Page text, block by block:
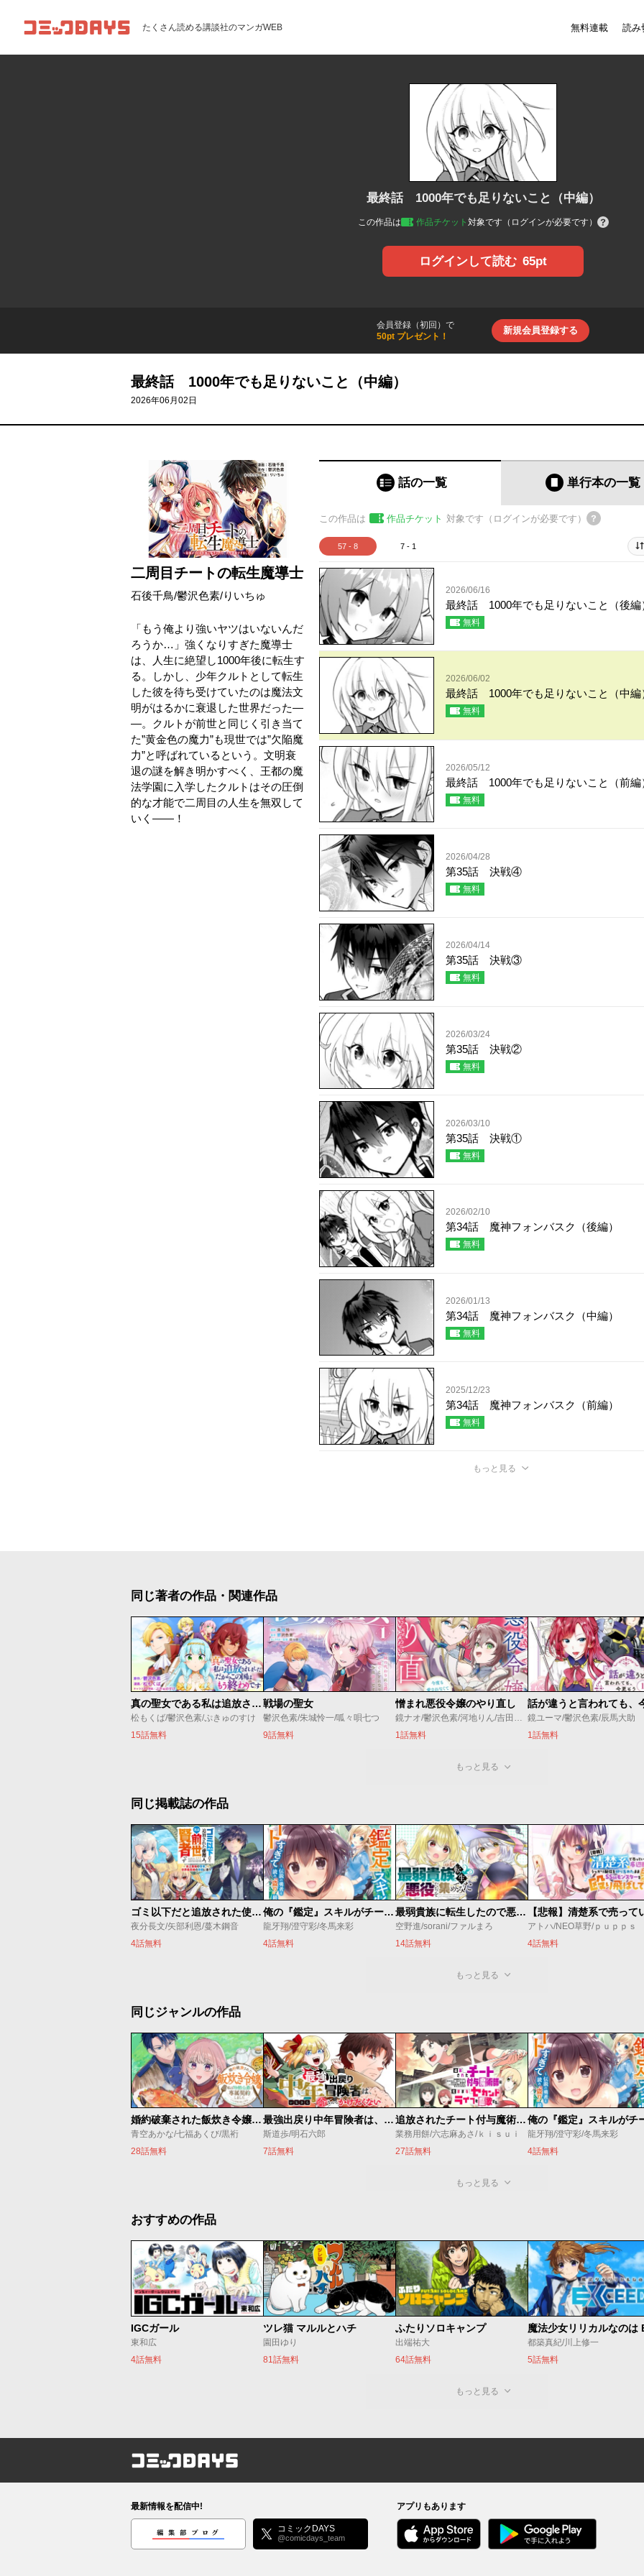
コミックDAYS たくさん読める講談社のマンガWEB 無料連載 読み
最終話 1000年でも足りないこと（中編）
この作品は 作品チケット 対象です（ログインが必要です）
ログインして読む 65pt
会員登録（初回）で
50pt プレゼント！
新規会員登録する
最終話 1000年でも足りないこと（中編）
2026年06月02日
二周目チートの転生魔導士
石後千鳥/鬱沢色素/りいちゅ
「もう俺より強いヤツはいないんだ
ろうか…」強くなりすぎた魔導士
は、人生に絶望し1000年後に転生す
る。しかし、少年クルトとして転生
した彼を待ち受けていたのは魔法文
明がはるかに衰退した世界だった―
―。クルトが前世と同じく引き当て
た”黄金色の魔力”も現世では”欠陥魔
力”と呼ばれているという。文明衰
退の謎を解き明かすべく、王都の魔
法学園に入学したクルトはその圧倒
的な才能で二周目の人生を無双して
いく――！
話の一覧 単行本の一覧
この作品は 作品チケット 対象です（ログインが必要です）
57 - 8 7 - 1
2026/06/16
最終話 1000年でも足りないこと（後編
無料
2026/06/02
最終話 1000年でも足りないこと（中編
無料
2026/05/12
最終話 1000年でも足りないこと（前編
無料
2026/04/28
第35話 決戦④
無料
2026/04/14
第35話 決戦③
無料
2026/03/24
第35話 決戦②
無料
2026/03/10
第35話 決戦①
無料
2026/02/10
第34話 魔神フォンバスク（後編）
無料
2026/01/13
第34話 魔神フォンバスク（中編）
無料
2025/12/23
第34話 魔神フォンバスク（前編）
無料
もっと見る
同じ著者の作品・関連作品
真の聖女である私は追放されました。だからこの国はもう終わりです
松もくば/鬱沢色素/ぷきゅのすけ
15話無料
戦場の聖女
鬱沢色素/朱城怜一/呱々唄七つ
9話無料
憎まれ悪役令嬢のやり直し
鏡ナオ/鬱沢色素/河地りん/吉田屋敷
1話無料
鏡ユーマ/鬱沢色素/辰馬大助
1話無料
もっと見る
同じ掲載誌の作品
ゴミ以下だと追放された使用人、実は前世賢者です ～史上最強の賢者、世界最高峰の学園に通う～
夜分長文/矢部利恩/蔓木鋼音
4話無料
俺の『鑑定』スキルがチートすぎて
龍牙翔/澄守彩/冬馬来彩
4話無料
最弱貴族に転生したので悪役たちを集めてみた
空野進/sorani/ファルまろ
14話無料
アトハ/NEO草野/ｐｕｐｐｓ
4話無料
もっと見る
同じジャンルの作品
婚約破棄された飯炊き令嬢の私は冷酷公爵と専属契約しました～ですが胃袋を掴んだ結果、冷たかった公爵様がどんどん優しくなっています～
青空あかな/七福あくび/黒裄
28話無料
最強出戻り中年冒険者は、今さら命なんてかけたくない
斯道歩/明石六郎
7話無料
追放されたチート付与魔術師は気ままなセカンドライフを謳歌する。 ～俺は武器だけじゃなく、あらゆるものに『強化ポイント』を付与できるし、俺の意思でいつでも効果を解除できるけど、残った人たち大丈夫？～
業務用餅/六志麻あさ/ｋｉｓｕｉ
27話無料
龍牙翔/澄守彩/冬馬来彩
4話無料
もっと見る
おすすめの作品
IGCガール
東和広
4話無料
ツレ猫 マルルとハチ
園田ゆり
81話無料
ふたりソロキャンプ
出端祐大
64話無料
都築真紀/川上修一
5話無料
もっと見る
コミックDAYS
最新情報を配信中!
編集部ブログ コミックDAYS
@comicdays_team
アプリもあります